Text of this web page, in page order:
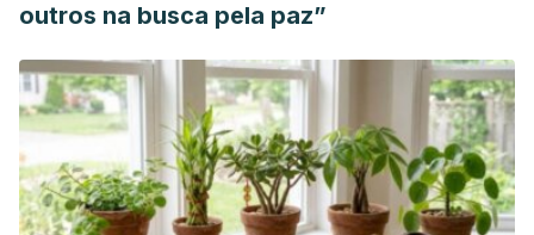
outros na busca pela paz”